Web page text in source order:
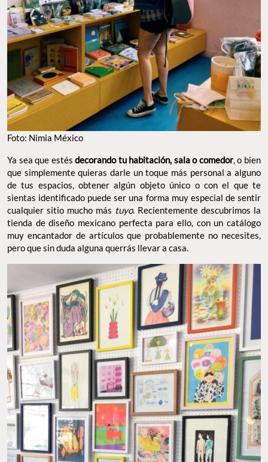
Foto: Nimia México
Ya sea que estésdecorando tu habitación, sala o comedor, o bien
que simplemente quieras darle un toque más personal a alguno
de tus espacios, obtener algún objeto único o con el que te
sientas identificado puede ser una forma muy especial de sentir
cualquier sitio mucho más tuyo. Recientemente descubrimos la
tienda de diseño mexicano perfecta para ello, con un catálogo
muy encantador de artículos que probablemente no necesites,
pero que sin duda alguna querrás llevar a casa.